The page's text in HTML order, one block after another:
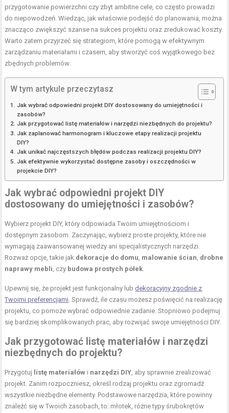
przygotowanie powierzchni czy zbyt ambitne cele, co często prowadzi
do niepowodzeń. Wiedząc, jak właściwie podejść do planowania, można
znacząco zwiększyć szanse na sukces projektu oraz zredukować koszty.
Warto zatem przyjrzeć się strategiom, które pomogą w efektywnym
zarządzaniu materiałami i czasem, aby stworzyć coś wyjątkowego bez
zbędnych problemów.
W tym artykule przeczytasz
Jak wybrać odpowiedni projekt DIY dostosowany do umiejętności i
zasobów?
Jak przygotować listę materiałów i narzędzi niezbędnych do projektu?
Jak zaplanować harmonogram i kluczowe etapy realizacji projektu
DIY?
Jak unikać najczęstszych błędów podczas realizacji projektu DIY?
Jak efektywnie wykorzystać dostępne zasoby i oszczędności w
projekcie DIY?
Jak wybrać odpowiedni projekt DIY
dostosowany do umiejętności i zasobów?
Wybierz projekt DIY, który odpowiada Twoim umiejętnościom i
dostępnym zasobom. Zaczynając, wybierz proste projekty, które nie
wymagają zaawansowanej wiedzy ani specjalistycznych narzędzi.
Rozważ opcje, takie jak dekoracje do domu malowanie ścian drobne
naprawy mebli , czy budowa prostych półek
Upewnij się, że projekt jest funkcjonalny lub dekoracyjny zgodnie z
Twoimi preferencjami . Sprawdź, ile czasu możesz poświęcić na realizację
projektu, co pomoże wybrać odpowiednie zadanie. Stopniowo podejmuj
się bardziej skomplikowanych prac, aby rozwijać swoje umiejętności DIY.
Jak przygotować listę materiałów i narzędzi
niezbędnych do projektu?
Przygotuj listę materiałów i narzędzi DIY , aby sprawnie zrealizować
projekt. Zanim rozpoczniesz, określ rodzaj projektu oraz zgromadź
wszystkie niezbędne elementy. Podstawowe narzędzia, które powinny
znaleźć się w Twoich zasobach, to: młotek, różne typy śrubokrętów